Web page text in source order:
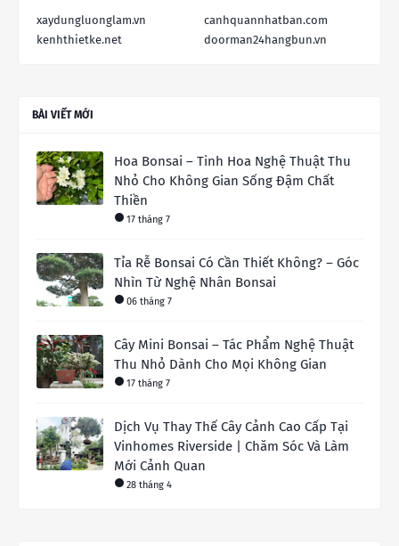
xaydungluonglam.vn
canhquannhatban.com
kenhthietke.net
doorman24hangbun.vn
BÀI VIẾT MỚI
Hoa Bonsai – Tinh Hoa Nghệ Thuật Thu
Nhỏ Cho Không Gian Sống Đậm Chất
Thiền
17 tháng 7
Tỉa Rễ Bonsai Có Cần Thiết Không? – Góc
Nhìn Từ Nghệ Nhân Bonsai
06 tháng 7
Cây Mini Bonsai – Tác Phẩm Nghệ Thuật
Thu Nhỏ Dành Cho Mọi Không Gian
17 tháng 7
Dịch Vụ Thay Thế Cây Cảnh Cao Cấp Tại
Vinhomes Riverside | Chăm Sóc Và Làm
Mới Cảnh Quan
28 tháng 4